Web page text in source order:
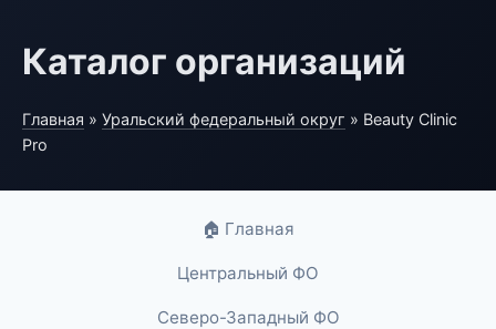
Каталог организаций
Главная » Уральский федеральный округ » Beauty Clinic
Pro
🏠 Главная
Центральный ФО
Северо-Западный ФО